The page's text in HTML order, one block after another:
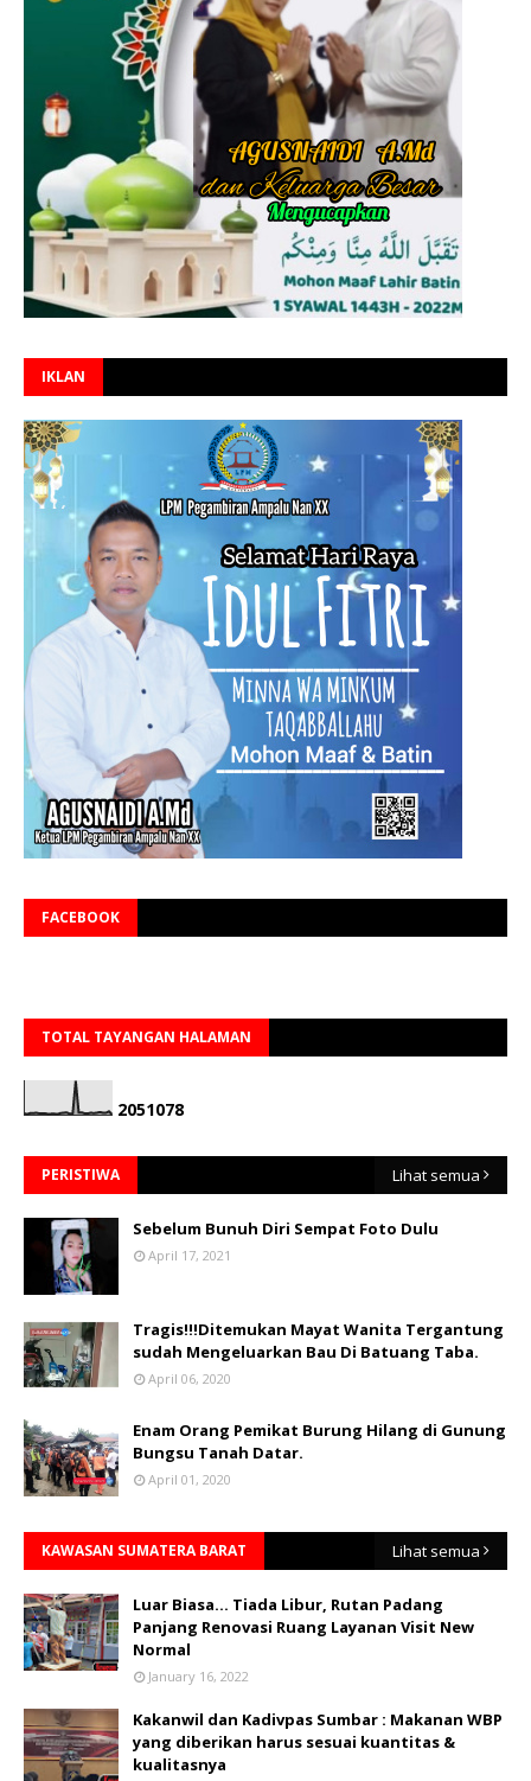
IKLAN
FACEBOOK
TOTAL TAYANGAN HALAMAN
2051078
PERISTIWA Lihat semua
Sebelum Bunuh Diri Sempat Foto Dulu
April 17, 2021
Tragis!!!Ditemukan Mayat Wanita Tergantung
sudah Mengeluarkan Bau Di Batuang Taba.
April 06, 2020
Enam Orang Pemikat Burung Hilang di Gunung
Bungsu Tanah Datar.
April 01, 2020
KAWASAN SUMATERA BARAT Lihat semua
Luar Biasa... Tiada Libur, Rutan Padang
Panjang Renovasi Ruang Layanan Visit New
Normal
January 16, 2022
Kakanwil dan Kadivpas Sumbar : Makanan WBP
yang diberikan harus sesuai kuantitas &
kualitasnya